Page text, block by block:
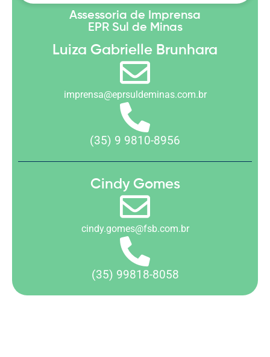
Assessoria de Imprensa
EPR Sul de Minas
Luiza Gabrielle Brunhara
imprensa@eprsuldeminas.com.br
(35) 9 9810-8956
Cindy Gomes
cindy.gomes@fsb.com.br
(35) 99818-8058